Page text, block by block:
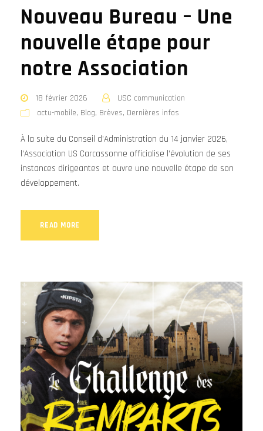
Nouveau Bureau – Une
nouvelle étape pour
notre Association
18 février 2026
USC communication
actu-mobile, Blog, Brèves, Dernières infos
À la suite du Conseil d’Administration du 14 janvier 2026,
l’Association US Carcassonne officialise l’évolution de ses
instances dirigeantes et ouvre une nouvelle étape de son
développement.
READ MORE